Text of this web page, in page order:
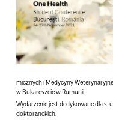
micznych i Medycyny
w Bukareszcie w Rumunii.
Wydarzenie jest dedykowane dla
doktoranckich.